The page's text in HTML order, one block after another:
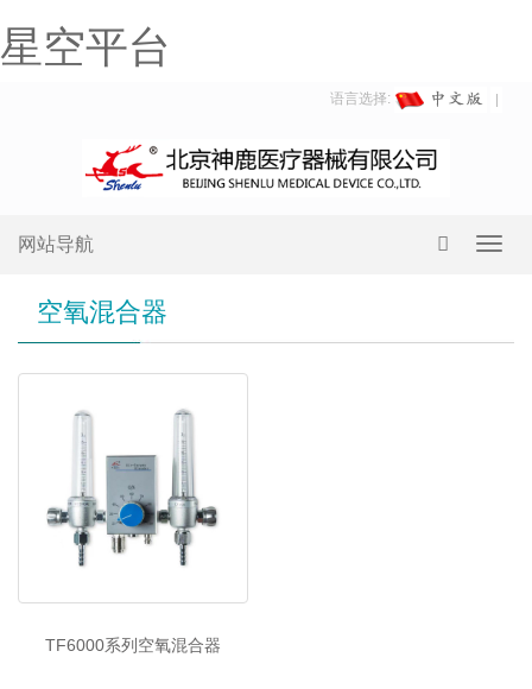
星空平台
语言选择:
网站导航
空氧混合器
TF6000系列空氧混合器